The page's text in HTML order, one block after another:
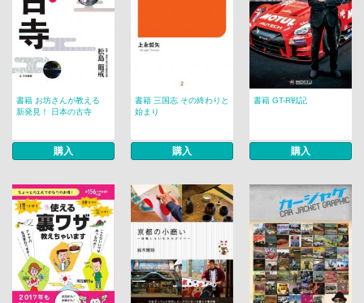
書籍 お坊さんが教える
新発見！ 日本の古寺
購入
書籍 三国志 その終わりと
始まり
購入
書籍 GT-R戦記
購入